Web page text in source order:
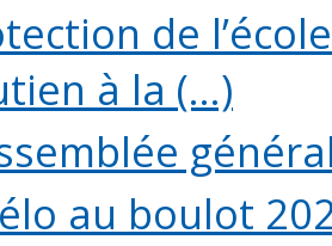
de
à la (...)
au boulot